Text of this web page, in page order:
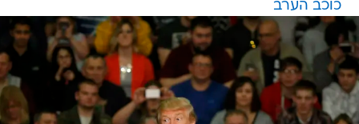
כוכב הערב